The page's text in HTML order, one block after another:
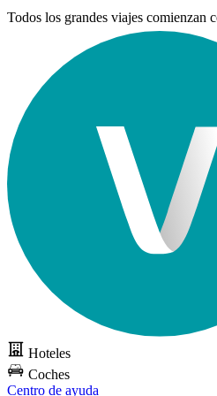
Todos los grandes viajes comienzan
Hoteles
Coches
Centro de ayuda